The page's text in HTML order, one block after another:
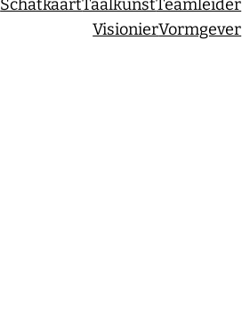
SchatkaartTaalkunstTeamleider
VisionierVormgever